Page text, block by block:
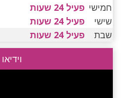
חמישי פעיל 24 שעות
שישי
פעיל 24 שעות
שבת
פעיל 24 שעות
וידיאו